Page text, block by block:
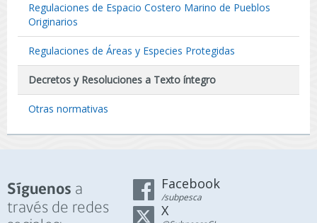
Regulaciones de Espacio Costero Marino de Pueblos
Originarios
Regulaciones de Áreas y Especies Protegidas
Decretos y Resoluciones a Texto íntegro
Otras normativas
Síguenos a
través de redes
Facebook
/subpesca
X